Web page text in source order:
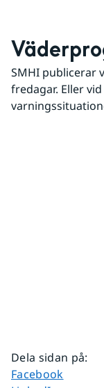
SMHI publicerar
fredagar. Eller
Dela sidan på:
Dela sidan på
Facebook